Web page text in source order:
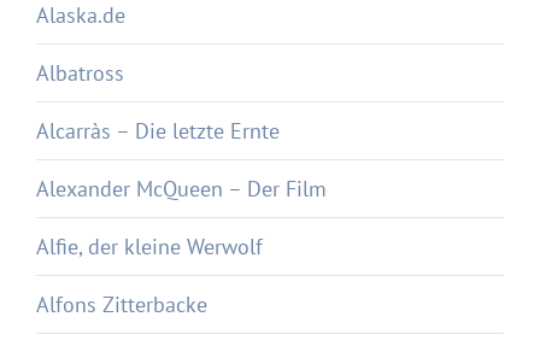
Alaska.de
Albatross
Alcarràs – Die letzte Ernte
Alexander McQueen – Der Film
Alfie, der kleine Werwolf
Alfons Zitterbacke